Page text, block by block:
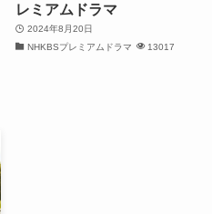
レミアムドラマ
2024年8月20日
NHKBSプレミアムドラマ
13017